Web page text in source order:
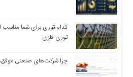
اقتصادی
جدید
اخبار
حوادث
اخبار
کدام توری برای شما
توری فلزی
چرا شرکت‌های صنعتی موفق،